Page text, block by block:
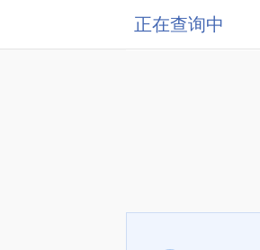
正在查询中